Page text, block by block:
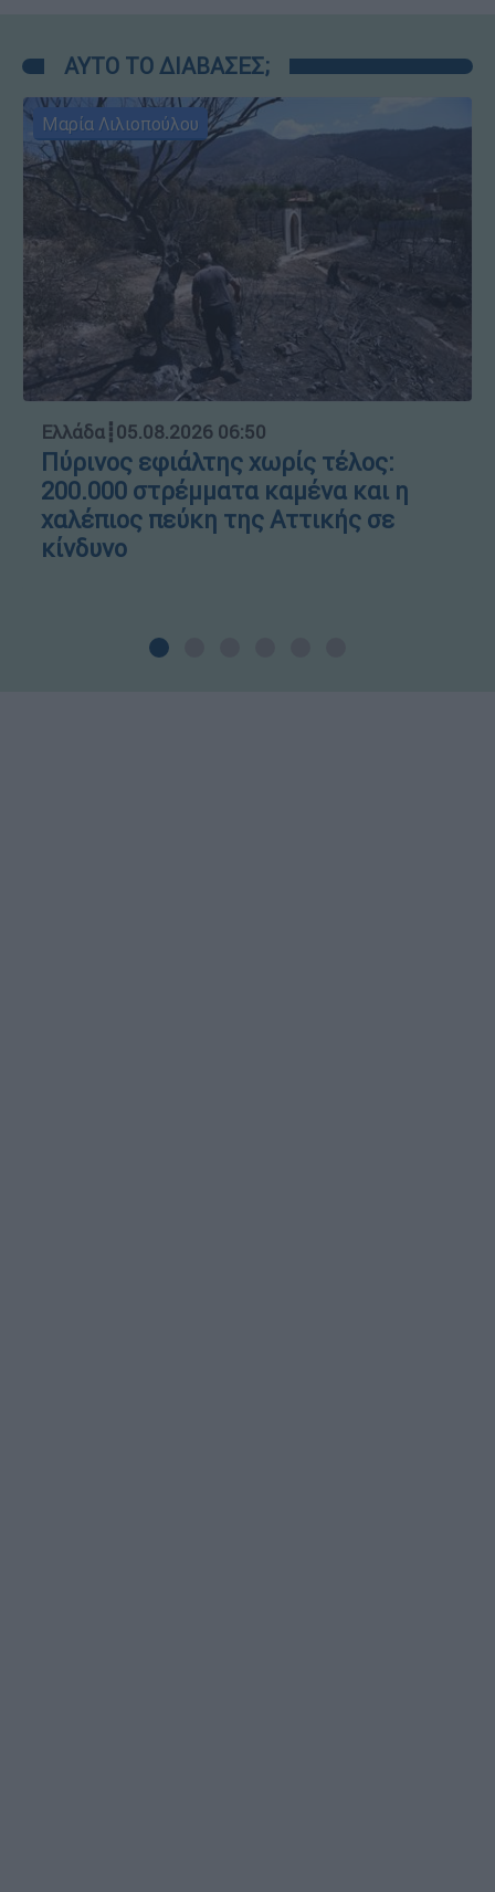
ΑΥΤΟ ΤΟ ΔΙΑΒΑΣΕΣ;
Μαρία Λιλιοπούλου
Ελλάδα┋05.08.2026 06:50
Πύρινος εφιάλτης χωρίς τέλος:
200.000 στρέμματα καμένα και η
χαλέπιος πεύκη της Αττικής σε
κίνδυνο